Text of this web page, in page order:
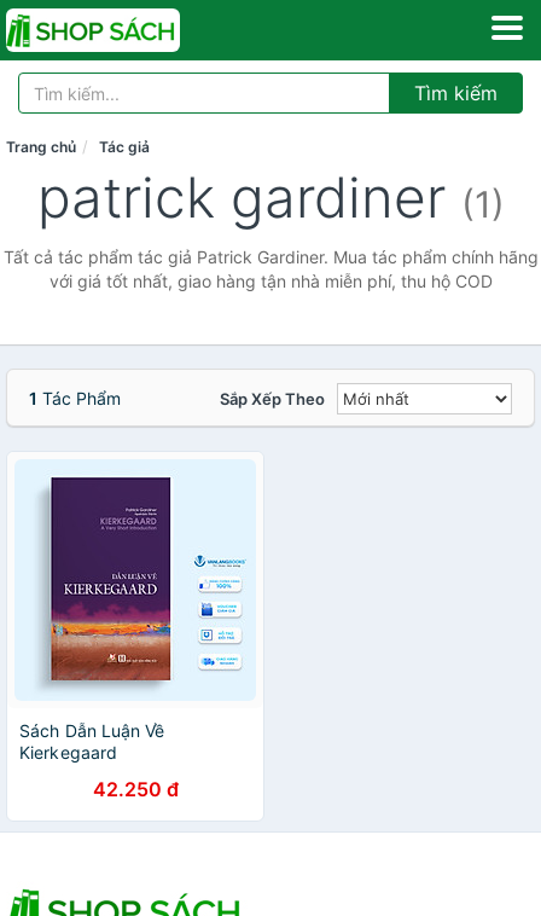
Tìm kiếm
Trang chủ Tác giả
patrick gardiner (1)
Tất cả tác phẩm tác giả Patrick Gardiner. Mua tác phẩm chính hãng
với giá tốt nhất, giao hàng tận nhà miễn phí, thu hộ COD
1 Tác Phẩm Sắp Xếp Theo
Sách Dẫn Luận Về
Kierkegaard
42.250 đ